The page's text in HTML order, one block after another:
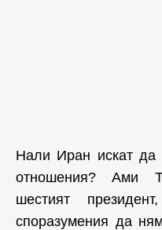
Нали Иран искат да
отношения? Ами
шестият
споразумения да